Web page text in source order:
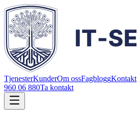
TjenesterKunderOm ossFagbloggKontakt
960 06 880Ta kontakt